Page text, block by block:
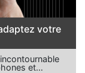
votre
et…